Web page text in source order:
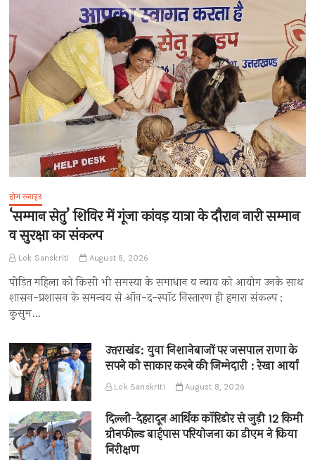
होम स्लाइड
‘सम्मान सेतु’ शिविर में गूंजा कांवड़ यात्रा के दौरान नारी सम्मान
व सुरक्षा का संकल्प
Lok Sanskriti August 8, 2026
पीड़ित महिला को किसी भी समस्या के समाधान व न्याय को आयोग उनके साथ
शासन-प्रशासन के समन्वय से ऑन-द-स्पॉट निस्तारण ही हमारा संकल्प :
कुसुम…
उत्तराखंड: युवा निशानेबाजों पर जसपाल राणा के
सपने को साकार करने की जिम्मेदारी : रेखा आर्या
Lok Sanskriti August 8, 2026
दिल्ली-देहरादून आर्थिक कॉरिडोर से जुड़ी 12 किमी
ग्रीनफील्ड बाईपास परियोजना का डीएम ने किया
निरीक्षण